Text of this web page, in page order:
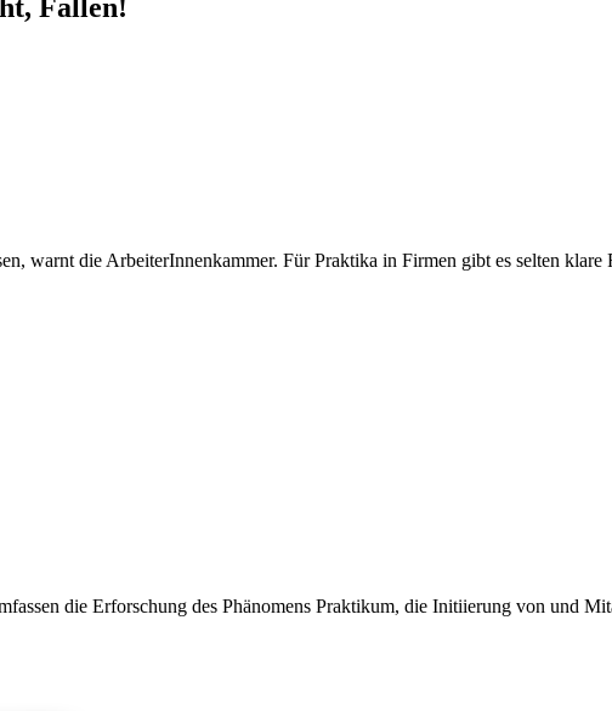
Fallen!
warnt die ArbeiterInnenkammer. Für Praktika in Firmen gibt es selten klare
die Erforschung des Phänomens Praktikum, die Initiierung von und